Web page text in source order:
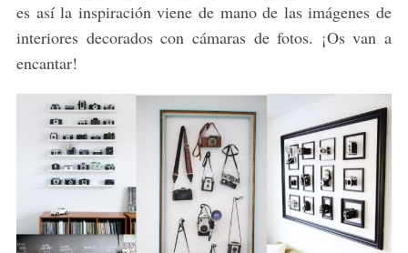
es así la inspiración viene de mano de las imágenes de
interiores decorados con cámaras de fotos. ¡Os van a
encantar!